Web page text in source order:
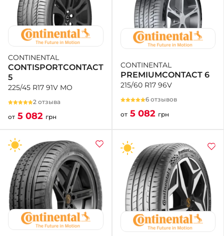
CONTINENTAL
CONTISPORTCONTACT
5
225/45 R17 91V MO
2 отзыва
от 5 082 грн
CONTINENTAL
PREMIUMCONTACT 6
215/60 R17 96V
6 отзывов
от 5 082 грн